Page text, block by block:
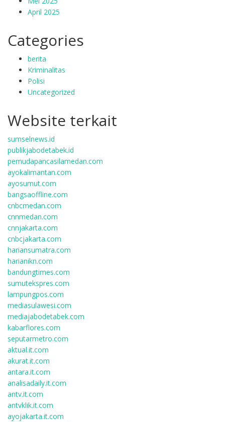
April 2025
Categories
berita
Kriminalitas
Polisi
Uncategorized
Website terkait
sumselnews.id
publikjabodetabek.id
pemudapancasilamedan.com
ayokalimantan.com
ayosumut.com
bangsaoffline.com
cnbcmedan.com
cnnmedan.com
cnnjakarta.com
cnbcjakarta.com
hariansumatra.com
harianikn.com
bandungtimes.com
sumutekspres.com
lampungpos.com
mediasulawesi.com
mediajabodetabek.com
kabarflores.com
seputarmetro.com
aktual.it.com
akurat.it.com
antara.it.com
analisadaily.it.com
antv.it.com
antvklik.it.com
ayojakarta.it.com